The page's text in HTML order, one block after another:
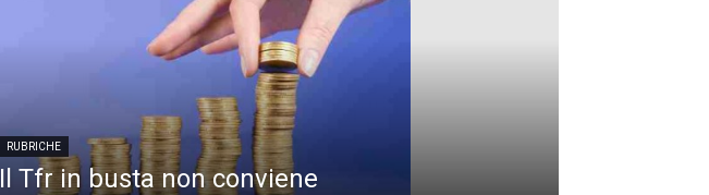
RUBRICHE
Il Tfr in busta non conviene